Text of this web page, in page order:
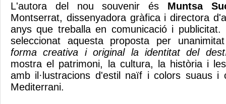
L'autora del nou souvenir és Muntsa
Montserrat, dissenyadora gràfica i directora
anys que treballa en comunicació i
seleccionat aquesta proposta per
forma creativa i original la identitat del
mostra el patrimoni, la cultura, la història i
amb il·lustracions d'estil naïf i colors suaus i
Mediterrani.